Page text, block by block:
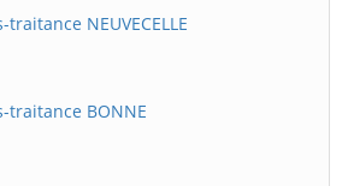
NEUVECELLE
traitance BONNE